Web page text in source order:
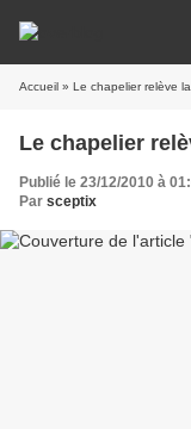
Accueil » Le chapelier relève
Le chapelier
Publié le 23/12/2010 à
Par sceptix